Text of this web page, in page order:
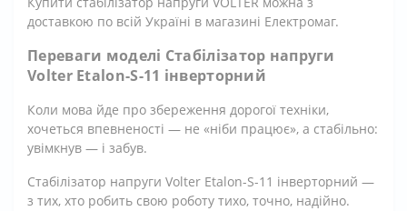
доставкою по всій Україні в магазині Електромаг.
Переваги моделі Стабілізатор напруги
Volter Etalon-S-11 інверторний
Коли мова йде про збереження дорогої техніки,
хочеться впевненості — не «ніби працює», а стабільно:
увімкнув — і забув.
Стабілізатор напруги Volter Etalon-S-11 інверторний —
з тих, хто робить свою роботу тихо, точно, надійно.